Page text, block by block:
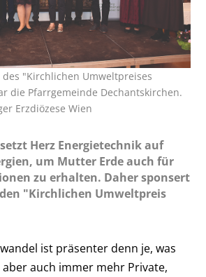
"Kirchlichen Umweltpreises
die Pfarrgemeinde Dechantskirchen.
Erzdiözese Wien
Herz Energietechnik auf
um Mutter Erde auch für
zu erhalten. Daher sponsert
den "Kirchlichen Umweltpreis
ist präsenter denn je, was
auch immer mehr Private,